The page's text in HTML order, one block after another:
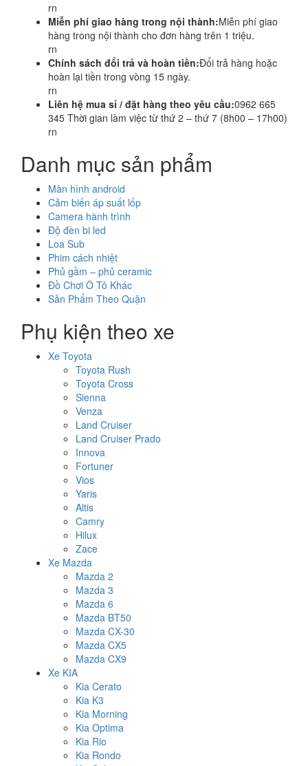
rn
Miễn phí giao hàng trong nội thành:Miễn phí giao
hàng trong nội thành cho đơn hàng trên 1 triệu.
rn
Chính sách đổi trả và hoàn tiền:Đổi trả hàng hoặc
hoàn lại tiền trong vòng 15 ngày.
rn
Liên hệ mua sỉ / đặt hàng theo yêu cầu:0962 665
345 Thời gian làm việc từ thứ 2 – thứ 7 (8h00 – 17h00)
rn
Danh mục sản phẩm
Màn hình android
Cảm biến áp suất lốp
Camera hành trình
Độ đèn bi led
Loa Sub
Phim cách nhiệt
Phủ gầm – phủ ceramic
Đồ Chơi Ô Tô Khác
Sản Phẩm Theo Quận
Phụ kiện theo xe
Xe Toyota
Toyota Rush
Toyota Cross
Sienna
Venza
Land Cruiser
Land Cruiser Prado
Innova
Fortuner
Vios
Yaris
Altis
Camry
Hilux
Zace
Xe Mazda
Mazda 2
Mazda 3
Mazda 6
Mazda BT50
Mazda CX-30
Mazda CX5
Mazda CX9
Xe KIA
Kia Cerato
Kia K3
Kia Morning
Kia Optima
Kia Rio
Kia Rondo